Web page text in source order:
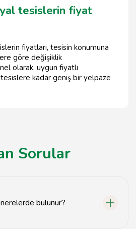
tesislerin fiyat
fiyatları, tesisin konumuna
göre değişiklik
olarak, uygun fiyatlı
kadar geniş bir yelpaze
Sorular
bulunur?